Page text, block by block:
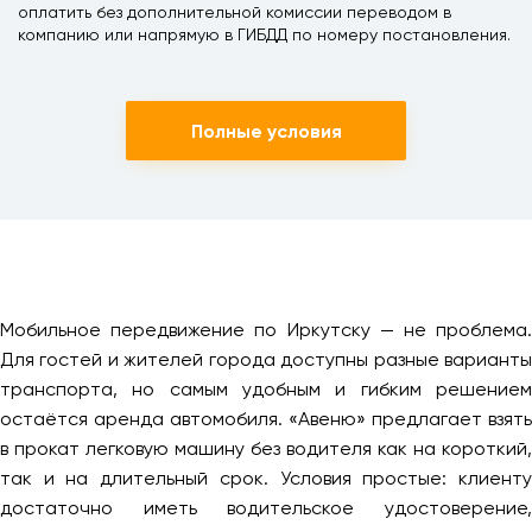
оплатить без дополнительной комиссии переводом в
компанию или напрямую в ГИБДД по номеру постановления.
Полные условия
Мобильное передвижение по Иркутску — не проблема.
Для гостей и жителей города доступны разные варианты
транспорта, но самым удобным и гибким решением
остаётся аренда автомобиля. «Авеню» предлагает взять
в прокат легковую машину без водителя как на короткий,
так и на длительный срок. Условия простые: клиенту
достаточно иметь водительское удостоверение,